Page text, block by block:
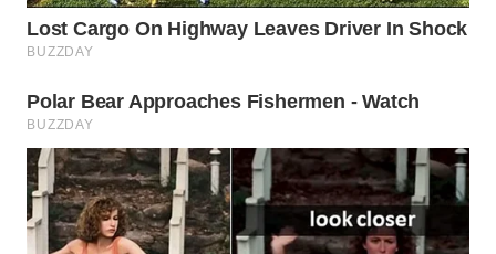
WN
TANGERANG
WN
WN
CIREBON